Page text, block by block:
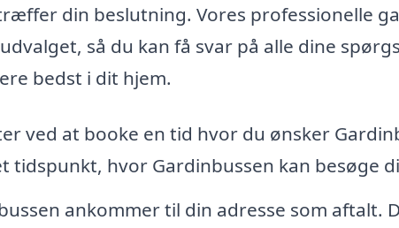
din beslutning. Vores professionelle
så du kan få svar på alle dine
bedst i dit hjem.
ved at booke en tid hvor du ønsker
tidspunkt, hvor Gardinbussen kan besøge
ankommer til din adresse som aftalt.